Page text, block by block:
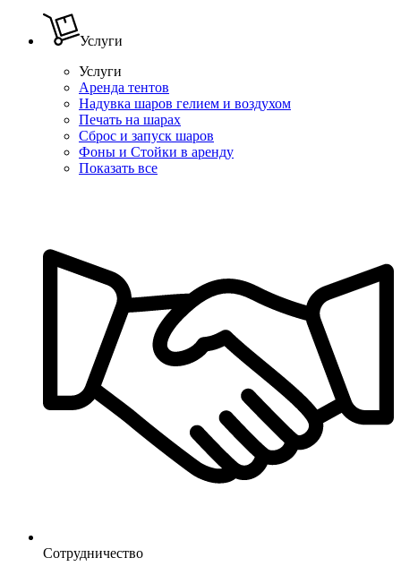
Услуги
Услуги
Аренда тентов
Надувка шаров гелием и воздухом
Печать на шарах
Сброс и запуск шаров
Фоны и Стойки в аренду
Показать все
Сотрудничество